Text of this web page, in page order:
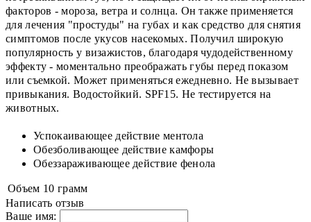
факторов - мороза, ветра и солнца. Он также применяется
для лечения "простуды" на губах и как средство для снятия
симптомов после укусов насекомых. Получил широкую
популярность у визажистов, благодаря чудодейственному
эффекту - моментально преображать губы перед показом
или съемкой. Может применяться ежедневно. Не вызывает
привыкания. Водостойкий. SPF15. Не тестируется на
животных.
Успокаивающее действие ментола
Обезболивающее действие камфоры
Обеззараживающее действие фенола
Объем 10 грамм
Написать отзыв
Ваше имя: